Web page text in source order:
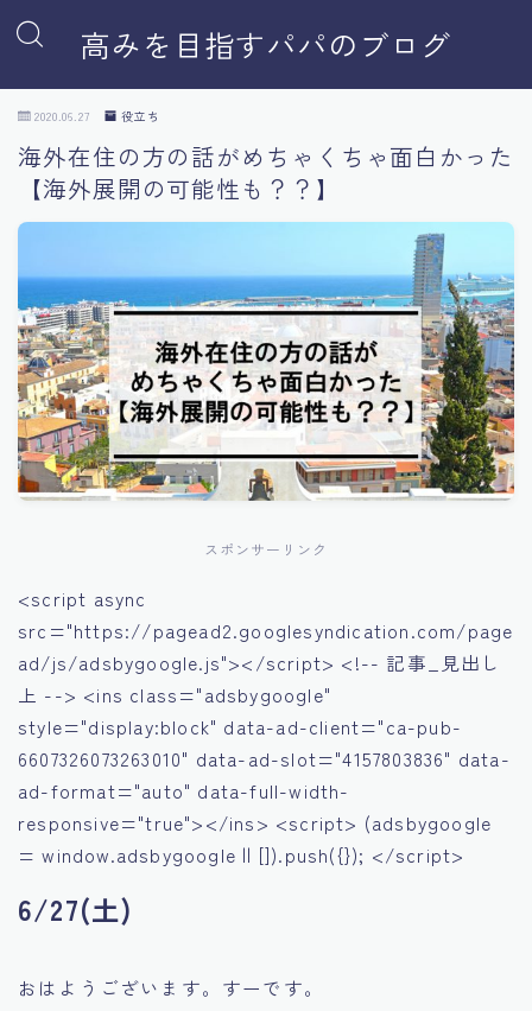
高みを目指すパパのブログ
2020.06.27 役立ち
海外在住の方の話がめちゃくちゃ面白かった
【海外展開の可能性も？？】
スポンサーリンク
<script async
src="https://pagead2.googlesyndication.com/page
ad/js/adsbygoogle.js"></script> <!-- 記事_見出し
上 --> <ins class="adsbygoogle"
style="display:block" data-ad-client="ca-pub-
6607326073263010" data-ad-slot="4157803836" data-
ad-format="auto" data-full-width-
responsive="true"></ins> <script> (adsbygoogle
= window.adsbygoogle || []).push({}); </script>
6/27(土)
おはようございます。すーです。